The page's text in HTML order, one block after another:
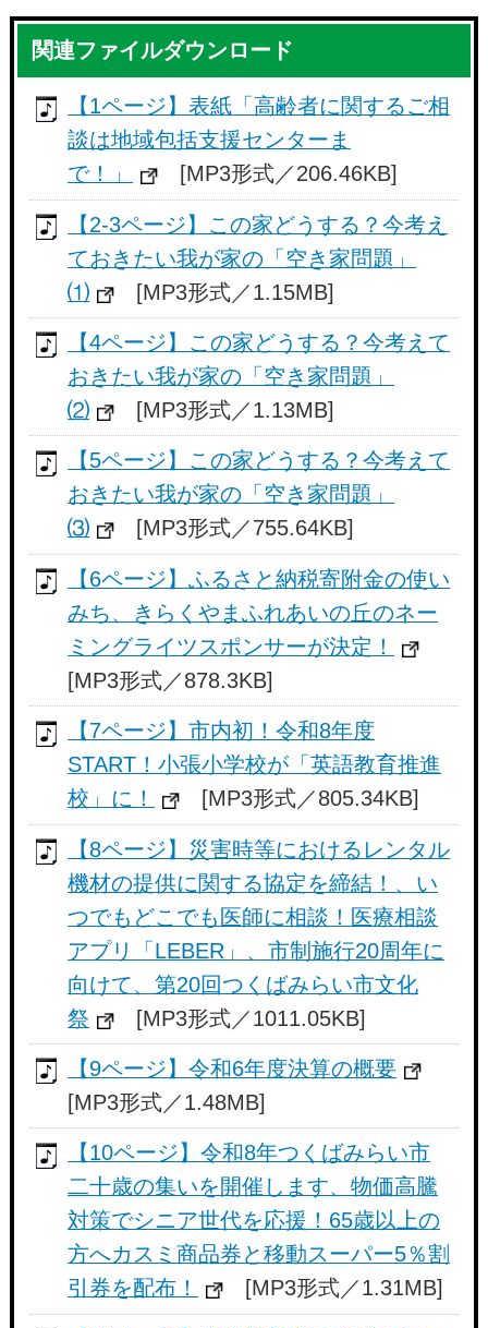
関連ファイルダウンロード
【1ページ】表紙「高齢者に関するご相
談は地域包括支援センターま
で！」
[MP3形式／206.46KB]
【2-3ページ】この家どうする？今考え
ておきたい我が家の「空き家問題」
⑴
[MP3形式／1.15MB]
【4ページ】この家どうする？今考えて
おきたい我が家の「空き家問題」
⑵
[MP3形式／1.13MB]
【5ページ】この家どうする？今考えて
おきたい我が家の「空き家問題」
⑶
[MP3形式／755.64KB]
【6ページ】ふるさと納税寄附金の使い
みち、きらくやまふれあいの丘のネー
ミングライツスポンサーが決定！
[MP3形式／878.3KB]
【7ページ】市内初！令和8年度
START！小張小学校が「英語教育推進
校」に！
[MP3形式／805.34KB]
【8ページ】災害時等におけるレンタル
機材の提供に関する協定を締結！、い
つでもどこでも医師に相談！医療相談
アプリ「LEBER」、市制施行20周年に
向けて、第20回つくばみらい市文化
祭
[MP3形式／1011.05KB]
【9ページ】令和6年度決算の概要
[MP3形式／1.48MB]
【10ページ】令和8年つくばみらい市
二十歳の集いを開催します、物価高騰
対策でシニア世代を応援！65歳以上の
方へカスミ商品券と移動スーパー5％割
引券を配布！
[MP3形式／1.31MB]